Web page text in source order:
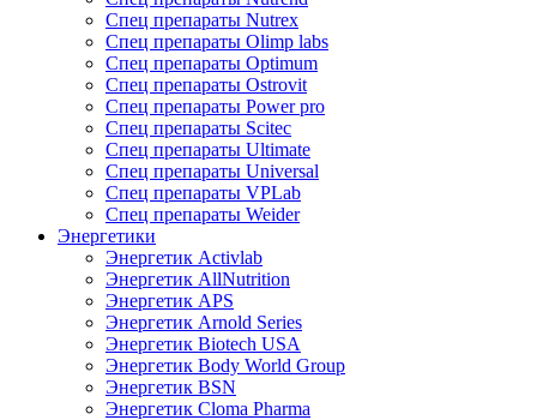
Спец препараты Nutrex
Спец препараты Olimp labs
Спец препараты Optimum
Спец препараты Ostrovit
Спец препараты Power pro
Спец препараты Scitec
Спец препараты Ultimate
Спец препараты Universal
Спец препараты VPLab
Спец препараты Weider
Энергетики
Энергетик Activlab
Энергетик AllNutrition
Энергетик APS
Энергетик Arnold Series
Энергетик Biotech USA
Энергетик Body World Group
Энергетик BSN
Энергетик Cloma Pharma